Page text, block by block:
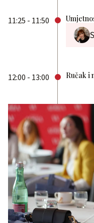
11:25 - 11:50
12:00 - 13:00 Ručak i